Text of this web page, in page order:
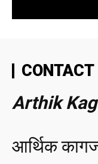
CONTACT
Arthik
आर्थिक